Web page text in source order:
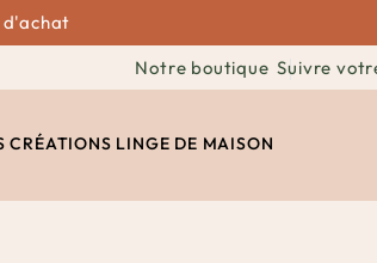
Notre boutique Suivre
CRÉATIONS LINGE DE MAISON